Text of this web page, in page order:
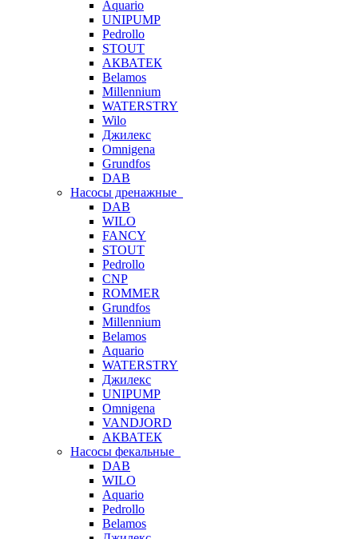
Aquario
UNIPUMP
Pedrollo
STOUT
АКВАТЕК
Belamos
Millennium
WATERSTRY
Wilo
Джилекс
Omnigena
Grundfos
DAB
Насосы дренажные
DAB
WILO
FANCY
STOUT
Pedrollo
CNP
ROMMER
Grundfos
Millennium
Belamos
Aquario
WATERSTRY
Джилекс
UNIPUMP
Omnigena
VANDJORD
АКВАТЕК
Насосы фекальные
DAB
WILO
Aquario
Pedrollo
Belamos